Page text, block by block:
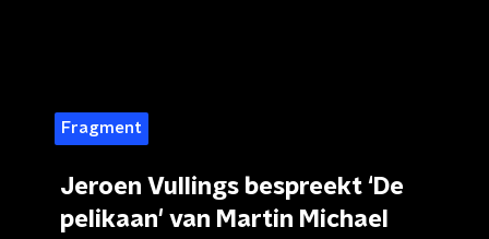
Fragment
Jeroen Vullings bespreekt ‘De
pelikaan' van Martin Michael